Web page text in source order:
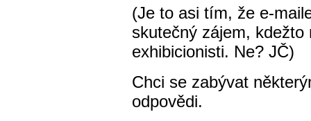
(Je to asi tím, že e-
skutečný zájem,
exhibicionisti. Ne? JČ)
Chci se zabývat
odpovědi.